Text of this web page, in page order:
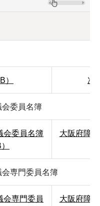
） 次
委員名簿
会委員名簿
大阪府障
専門委員名簿
会専門委員
大阪府障